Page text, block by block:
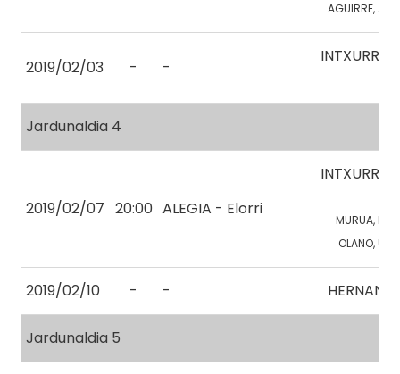
AGUIRRE, A.
2019/02/03 - -
INTXURRE
Jardunaldia 4
2019/02/07 20:00 ALEGIA - Elorri
INTXURRE
MURUA, N.
OLANO, U.
2019/02/10 - - HERNANI
Jardunaldia 5